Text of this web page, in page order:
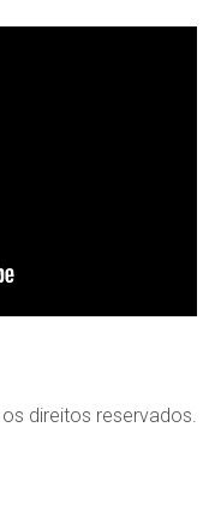
direitos reservados.